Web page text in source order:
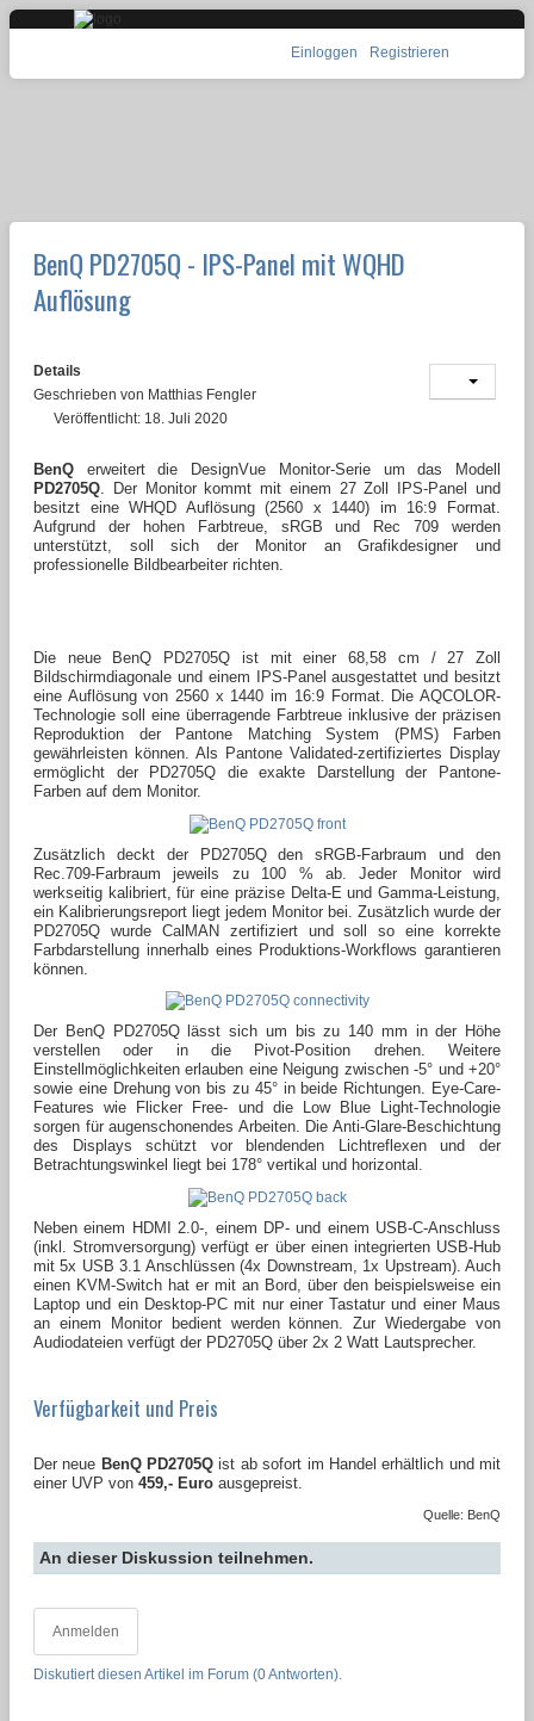
Einloggen Registrieren
BenQ PD2705Q - IPS-Panel mit WQHD
Auflösung
Details
Geschrieben von Matthias Fengler
Veröffentlicht: 18. Juli 2020
BenQ erweitert die DesignVue Monitor-Serie um das Modell
PD2705Q . Der Monitor kommt mit einem 27 Zoll IPS-Panel und
besitzt eine WHQD Auflösung (2560 x 1440) im 16:9 Format.
Aufgrund der hohen Farbtreue, sRGB und Rec 709 werden
unterstützt, soll sich der Monitor an Grafikdesigner und
professionelle Bildbearbeiter richten.
Die neue BenQ PD2705Q ist mit einer 68,58 cm / 27 Zoll
Bildschirmdiagonale und einem IPS-Panel ausgestattet und besitzt
eine Auflösung von 2560 x 1440 im 16:9 Format. Die AQCOLOR-
Technologie soll eine überragende Farbtreue inklusive der präzisen
Reproduktion der Pantone Matching System (PMS) Farben
gewährleisten können. Als Pantone Validated-zertifiziertes Display
ermöglicht der PD2705Q die exakte Darstellung der Pantone-
Farben auf dem Monitor.
Zusätzlich deckt der PD2705Q den sRGB-Farbraum und den
Rec.709-Farbraum jeweils zu 100 % ab. Jeder Monitor wird
werkseitig kalibriert, für eine präzise Delta-E und Gamma-Leistung,
ein Kalibrierungsreport liegt jedem Monitor bei. Zusätzlich wurde der
PD2705Q wurde CalMAN zertifiziert und soll so eine korrekte
Farbdarstellung innerhalb eines Produktions-Workflows garantieren
können.
Der BenQ PD2705Q lässt sich um bis zu 140 mm in der Höhe
verstellen oder in die Pivot-Position drehen. Weitere
Einstellmöglichkeiten erlauben eine Neigung zwischen -5° und +20°
sowie eine Drehung von bis zu 45° in beide Richtungen. Eye-Care-
Features wie Flicker Free- und die Low Blue Light-Technologie
sorgen für augenschonendes Arbeiten. Die Anti-Glare-Beschichtung
des Displays schützt vor blendenden Lichtreflexen und der
Betrachtungswinkel liegt bei 178° vertikal und horizontal.
Neben einem HDMI 2.0-, einem DP- und einem USB-C-Anschluss
(inkl. Stromversorgung) verfügt er über einen integrierten USB-Hub
mit 5x USB 3.1 Anschlüssen (4x Downstream, 1x Upstream). Auch
einen KVM-Switch hat er mit an Bord, über den beispielsweise ein
Laptop und ein Desktop-PC mit nur einer Tastatur und einer Maus
an einem Monitor bedient werden können. Zur Wiedergabe von
Audiodateien verfügt der PD2705Q über 2x 2 Watt Lautsprecher.
Verfügbarkeit und Preis
Der neue BenQ PD2705Q ist ab sofort im Handel erhältlich und mit
einer UVP von 459,- Euro ausgepreist.
Quelle: BenQ
An dieser Diskussion teilnehmen.
Anmelden
Diskutiert diesen Artikel im Forum (0 Antworten).